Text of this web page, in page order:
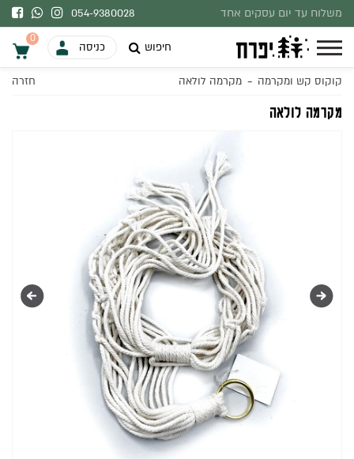
משלוח עד יום עסקים אחד
בהתאם למלאי.
054-9380028
0
0
0
₪
כניסה חיפוש
קוקוס קש ומקרמה - מקרמה לולאה חזרה
מקרמה לולאה